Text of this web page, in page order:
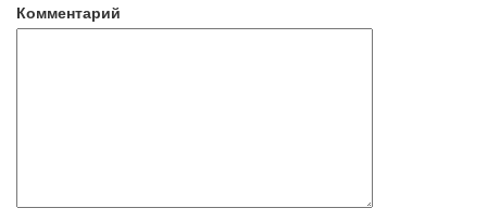
Комментарий